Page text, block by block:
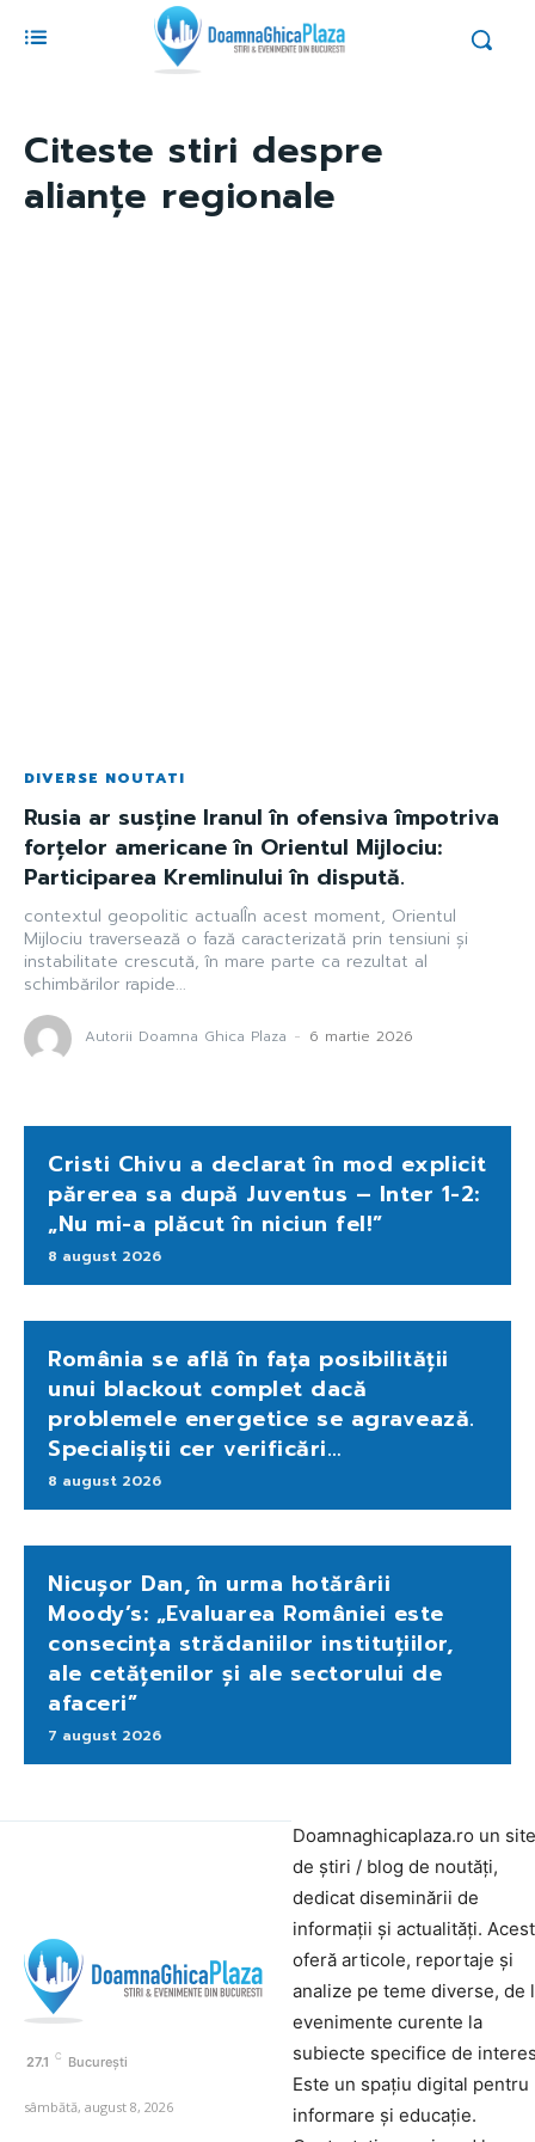
Citeste stiri despre
alianțe regionale
DIVERSE NOUTATI
Rusia ar susține Iranul în ofensiva împotriva
forțelor americane în Orientul Mijlociu:
Participarea Kremlinului în dispută.
contextul geopolitic actualÎn acest moment, Orientul
Mijlociu traversează o fază caracterizată prin tensiuni și
instabilitate crescută, în mare parte ca rezultat al
schimbărilor rapide...
Autorii Doamna Ghica Plaza - 6 martie 2026
Cristi Chivu a declarat în mod explicit
părerea sa după Juventus – Inter 1-2:
„Nu mi-a plăcut în niciun fel!”
8 august 2026
România se află în fața posibilității
unui blackout complet dacă
problemele energetice se agravează.
Specialiștii cer verificări…
8 august 2026
Nicușor Dan, în urma hotărârii
Moody’s: „Evaluarea României este
consecința strădaniilor instituțiilor,
ale cetățenilor și ale sectorului de
afaceri”
7 august 2026
27.1 C București
sâmbătă, august 8, 2026
Doamnaghicaplaza.ro un site
de știri / blog de noutăți,
dedicat diseminării de
informații și actualități.
oferă articole, reportaje și
analize pe teme diverse, de
evenimente curente la
subiecte specifice de
Este un spațiu digital pentru
informare și educație.